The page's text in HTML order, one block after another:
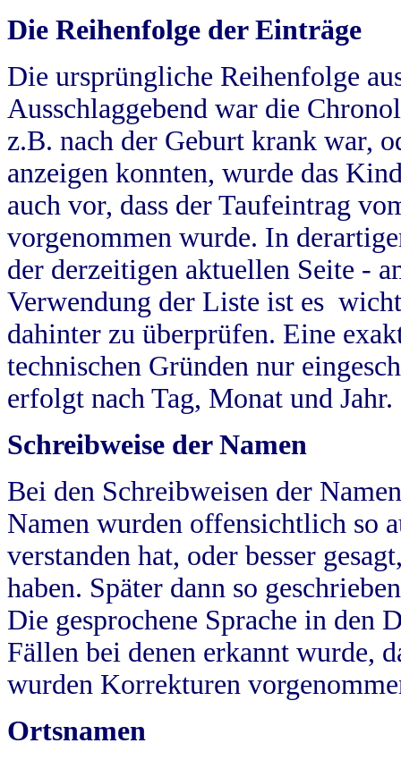
Die Reihenfolge der Einträge
Die ursprüngliche Reihenfolge
Ausschlaggebend war die
z.B. nach der Geburt krank war,
anzeigen konnten, wurde das
auch vor, dass der Taufeintrag
vorgenommen wurde. In
der derzeitigen aktuellen Seite -
Verwendung der Liste ist es
dahinter zu überprüfen. Eine
technischen Gründen nur
erfolgt nach Tag, Monat und Jahr.
Schreibweise der Namen
Bei den Schreibweisen der
Namen wurden offensichtlich so
verstanden hat, oder besser
haben. Später dann so
Die gesprochene Sprache in
Fällen bei denen erkannt wurde,
wurden Korrekturen
Ortsnamen